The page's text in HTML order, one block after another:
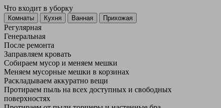
Что входит в уборку
Регу­лярная
Гене­ральная
После ремонта
Заправляем кровать
Собираем мусор и меняем мешки
Меняем мусорные мешки в корзинах
Раскладываем аккуратно вещи
Протираем пыль на всех доступных и свободных
поверхностях